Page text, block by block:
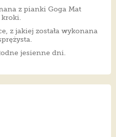
z pianki Goga Mat
z jakiej została wykonana
jesienne dni.